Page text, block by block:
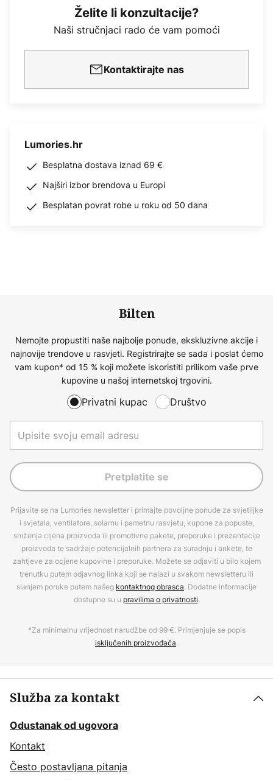
Želite li konzultacije?
Naši stručnjaci rado će vam pomoći
Kontaktirajte nas
Lumories.hr
Besplatna dostava iznad 69 €
Najširi izbor brendova u Europi
Besplatan povrat robe u roku od 50 dana
Bilten
Nemojte propustiti naše najbolje ponude, ekskluzivne akcije i
najnovije trendove u rasvjeti. Registrirajte se sada i poslat ćemo
vam kupon* od 15 % koji možete iskoristiti prilikom vaše prve
kupovine u našoj internetskoj trgovini.
Privatni kupac Društvo
Pretplatite se
Prijavite se na Lumories newsletter i primajte povoljne ponude za svjetiljke
i svjetala, ventilatore, solarnu i pametnu rasvjetu, kupone za popuste,
sniženja cijena proizvoda ili promotivne pakete, preporuke i prezentacije
proizvoda te sadržaje potencijalnih partnera za suradnju i ankete, te
zahtjeve za ocjene kupovine i preporuke. Možete se odjaviti u bilo kojem
trenutku putem odjavnog linka koji se nalazi u svakom newsletteru ili
slanjem poruke putem našeg kontaktnog obrasca. Dodatne informacije
dostupne su u pravilima o privatnosti.
*Za minimalnu vrijednost narudžbe od 99 €. Primjenjuje se popis
isključenih proizvođača.
Služba za kontakt
Odustanak od ugovora
Kontakt
Često postavljana pitanja